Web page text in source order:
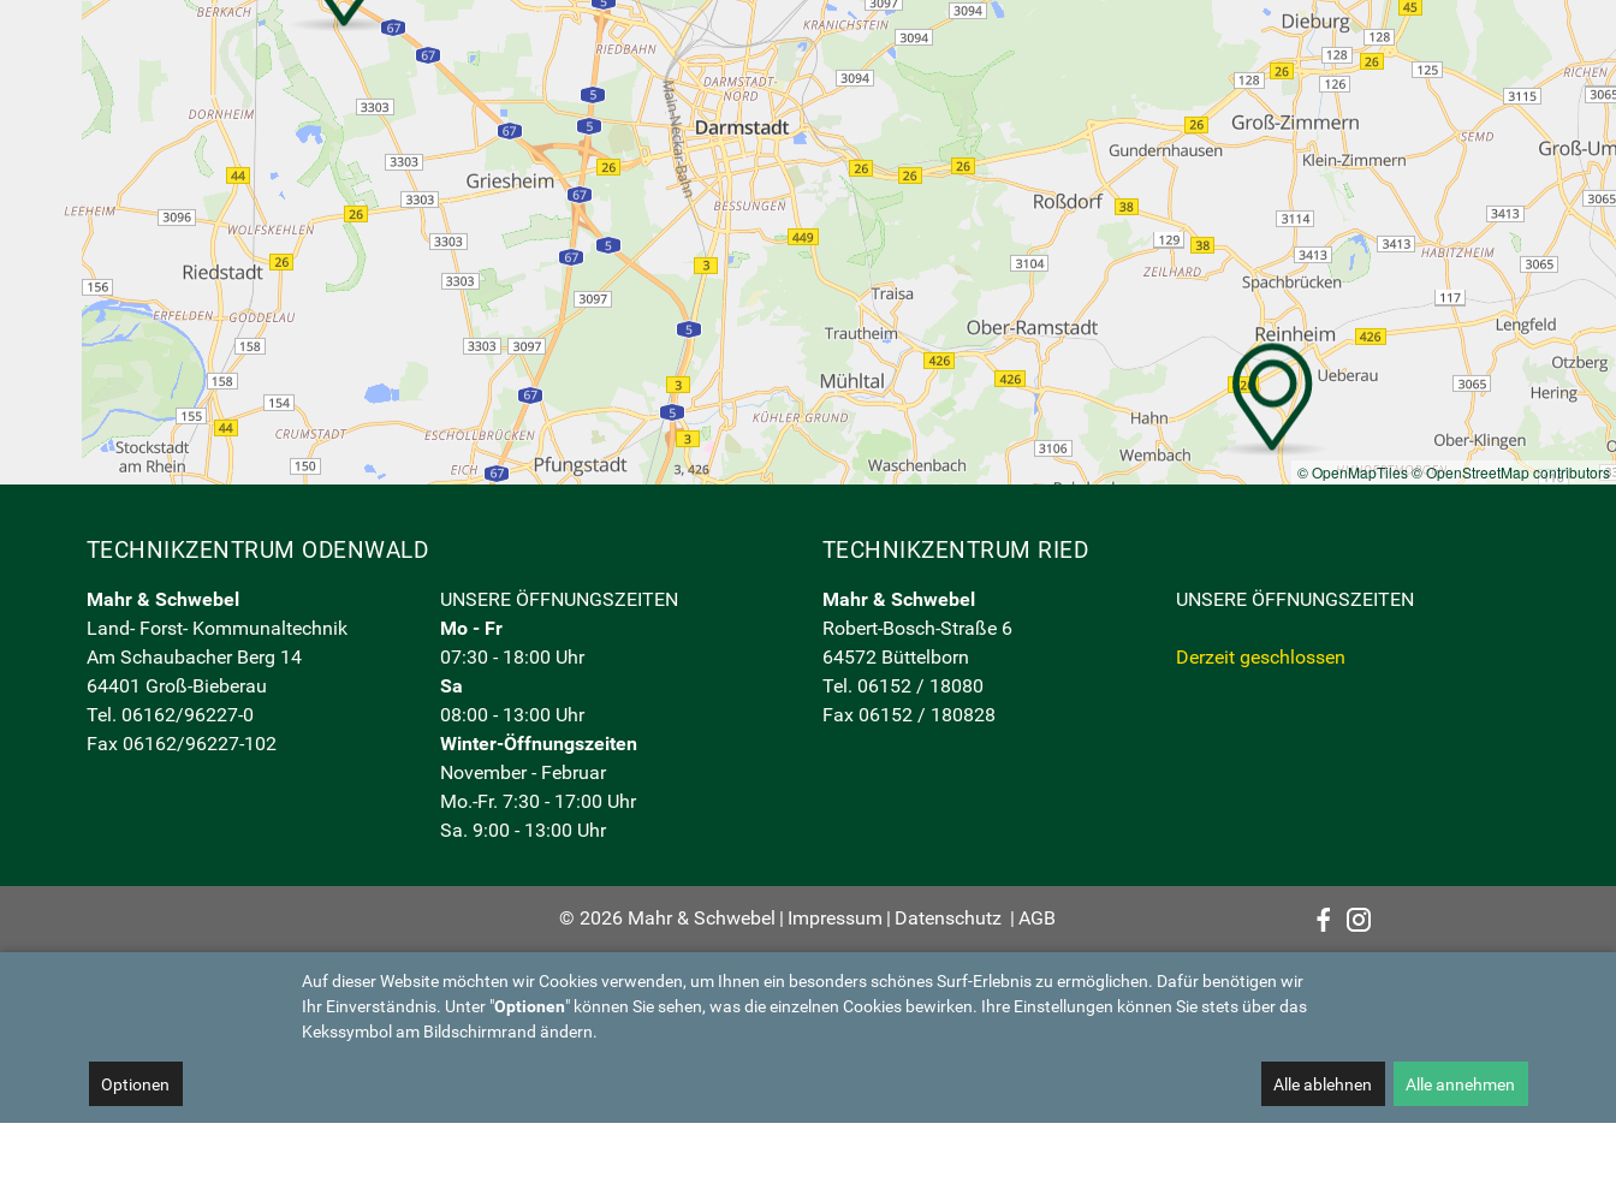
© OpenMapTiles© OpenStreetMap contributors
TECHNIKZENTRUM ODENWALD
Mahr & Schwebel
Land- Forst- Kommunaltechnik
Am Schaubacher Berg 14
64401 Groß-Bieberau
Tel. 06162/96227-0
Fax 06162/96227-102
UNSERE ÖFFNUNGSZEITEN
Mo - Fr
07:30 - 18:00 Uhr
Sa
08:00 - 13:00 Uhr
Winter-Öffnungszeiten
November - Februar
Mo.-Fr. 7:30 - 17:00 Uhr
Sa. 9:00 - 13:00 Uhr
TECHNIKZENTRUM RIED
Mahr & Schwebel
Robert-Bosch-Straße 6
64572 Büttelborn
Tel. 06152 / 18080
Fax 06152 / 180828
UNSERE ÖFFNUNGSZEITEN
Derzeit geschlossen
© 2026 Mahr & Schwebel | Impressum | Datenschutz | AGB
Auf dieser Website möchten wir Cookies verwenden, um Ihnen ein besonders schönes Surf-Erlebnis zu ermöglichen. Dafür benötigen wir
Ihr Einverständnis. Unter "Optionen" können Sie sehen, was die einzelnen Cookies bewirken. Ihre Einstellungen können Sie stets über das
Kekssymbol am Bildschirmrand ändern.
Optionen Alle ablehnen Alle annehmen